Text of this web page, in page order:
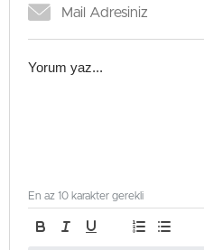
En az 10 karakter gerekli